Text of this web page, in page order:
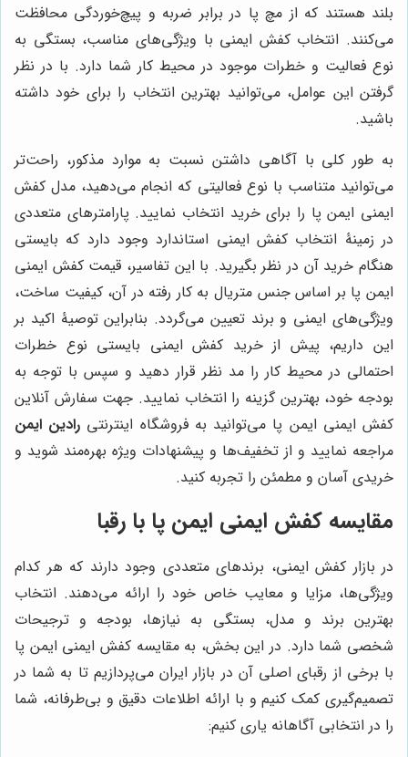
بلند هستند که از مچ پا در برابر ضربه و پیچ‌خوردگی محافظت
می‌کنند. انتخاب کفش ایمنی با ویژگی‌های مناسب، بستگی به
نوع فعالیت و خطرات موجود در محیط کار شما دارد. با در نظر
گرفتن این عوامل، می‌توانید بهترین انتخاب را برای خود داشته
باشید.
به طور کلی با آگاهی داشتن نسبت به موارد مذکور، راحت‌تر
می‌توانید متناسب با نوع فعالیتی که انجام می‌دهید، مدل کفش
ایمنی ایمن پا را برای خرید انتخاب نمایید. پارامترهای متعددی
در زمینۀ انتخاب کفش ایمنی استاندارد وجود دارد که بایستی
هنگام خرید آن در نظر بگیرید. با این تفاسیر، قیمت کفش ایمنی
ایمن پا بر اساس جنس متریال به کار رفته در آن، کیفیت ساخت،
ویژگی‌های ایمنی و برند تعیین می‌گردد. بنابراین توصیۀ اکید بر
این داریم، پیش از خرید کفش ایمنی بایستی نوع خطرات
احتمالی در محیط کار را مد نظر قرار دهید و سپس با توجه به
بودجه خود، بهترین گزینه را انتخاب نمایید. جهت سفارش آنلاین
کفش ایمنی ایمن پا می‌توانید به فروشگاه اینترنتی رادین ایمن
مراجعه نمایید و از تخفیف‌ها و پیشنهادات ویژه بهره‌مند شوید و
خریدی آسان و مطمئن را تجربه کنید.
مقایسه کفش ایمنی ایمن پا با رقبا
در بازار کفش ایمنی، برندهای متعددی وجود دارند که هر کدام
ویژگی‌ها، مزایا و معایب خاص خود را ارائه می‌دهند. انتخاب
بهترین برند و مدل، بستگی به نیازها، بودجه و ترجیحات
شخصی شما دارد. در این بخش، به مقایسه کفش ایمنی ایمن پا
با برخی از رقبای اصلی آن در بازار ایران می‌پردازیم تا به شما در
تصمیم‌گیری کمک کنیم و با ارائه اطلاعات دقیق و بی‌طرفانه، شما
را در انتخابی آگاهانه یاری کنیم: